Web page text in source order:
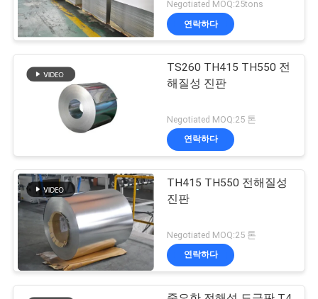
Negotiated MOQ:25tons
연락하다
TS260 TH415 TH550 전
해질성 진판
Negotiated MOQ:25 톤
연락하다
TH415 TH550 전해질성
진판
Negotiated MOQ:25 톤
연락하다